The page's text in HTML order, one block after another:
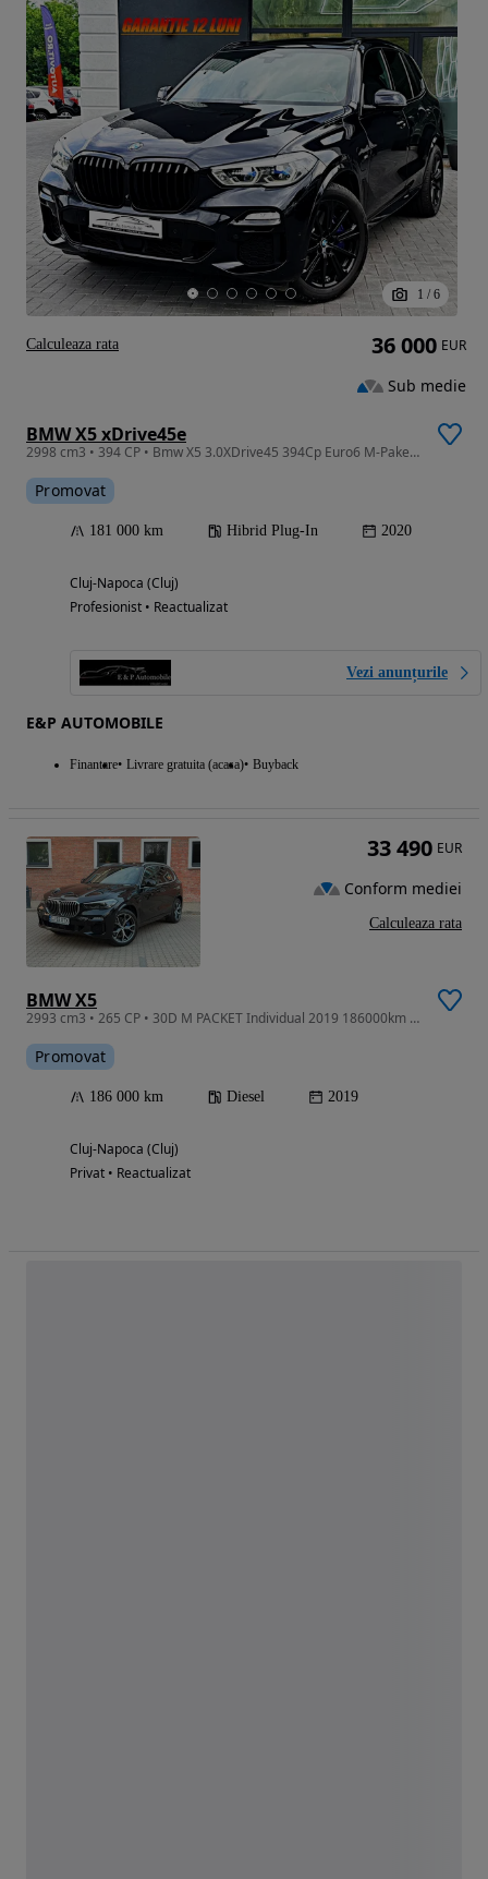
1 / 6
BMW X5 xDrive45e
2998 cm3 • 394 CP • Bmw X5 3.0XDrive45 394Cp Euro6 M-Paket Hybrid
Promovat
181 000 km Hibrid Plug-In 2020
Cluj-Napoca (Cluj)
Profesionist • Reactualizat
Vezi anunțurile
E&P AUTOMOBILE
Finantare Livrare gratuita (acasa) Buyback
36 000 EUR
Sub medie
Calculeaza rata
BMW X5
2993 cm3 • 265 CP • 30D M PACKET Individual 2019 186000km Harman 360 Distronic Pano
Promovat
186 000 km Diesel 2019
Cluj-Napoca (Cluj)
Privat • Reactualizat
33 490 EUR
Conform mediei
Calculeaza rata